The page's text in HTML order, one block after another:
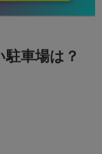
車場は？